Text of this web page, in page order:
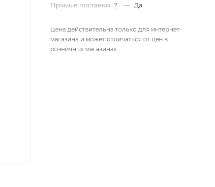
Прямые поставки
? — Да
Цена действительна только для интернет-
магазина и может отличаться от цен в
розничных магазинах